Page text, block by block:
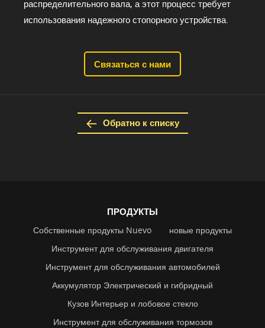
распределительного вала, а этот процесс требует
использования надежного стопорного устройства.
Связаться с нами
Обратно к списку
ПРОДУКТЫ
Собственные продукты Nuevo
новые продукты
Инструмент для обслуживания двигателя
Инструмент для обслуживания автомобилей
Аккумулятор Электрический и гибридный
Кузов Интерьер и лобовое стекло
Инструмент для обслуживания тормозов